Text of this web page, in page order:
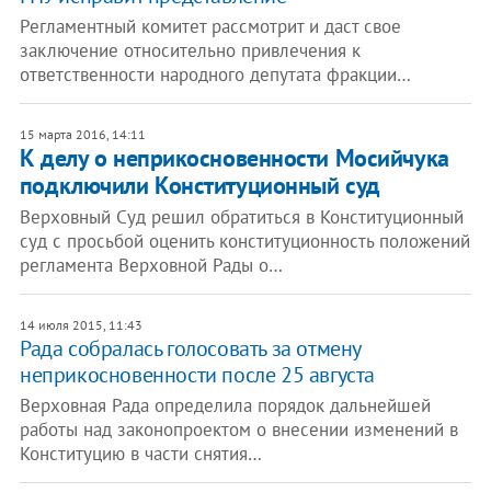
Регламентный комитет рассмотрит и даст свое
заключение относительно привлечения к
ответственности народного депутата фракции…
15 марта 2016, 14:11
К делу о неприкосновенности Мосийчука
подключили Конституционный суд
Верховный Суд решил обратиться в Конституционный
суд с просьбой оценить конституционность положений
регламента Верховной Рады о…
14 июля 2015, 11:43
Рада собралась голосовать за отмену
неприкосновенности после 25 августа
Верховная Рада определила порядок дальнейшей
работы над законопроектом о внесении изменений в
Конституцию в части снятия…